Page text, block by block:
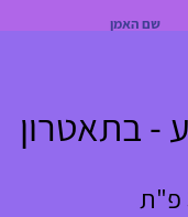
שם האמן
- בתאטרון